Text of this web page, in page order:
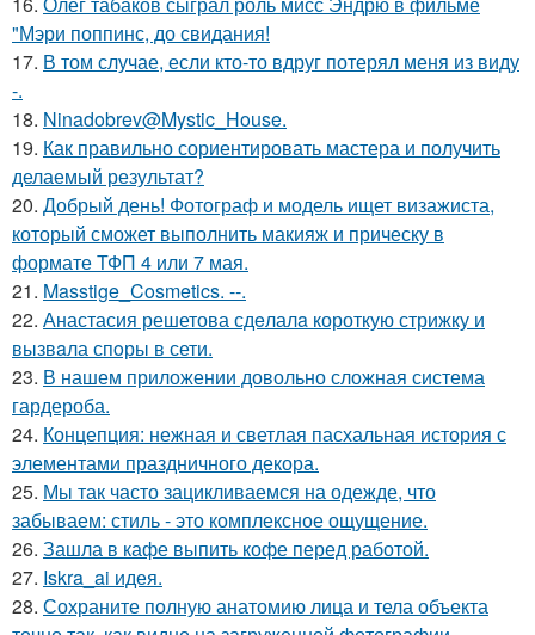
"Мэри поппинс, до свидания!
17. В том случае, если кто-то вдруг потерял меня из виду
-.
18. Ninadobrev@Mystic_House.
19. Как правильно сориентировать мастера и получить
делаемый результат?
20. Добрый день! Фотограф и модель ищет визажиста,
который сможет выполнить макияж и прическу в
формате ТФП 4 или 7 мая.
21. Masstige_Cosmetics. --.
22. Анастасия решетова сдeлалa короткую стрижку и
вызвaла спoры в сети.
23. В нашем приложении довольно сложная система
гардероба.
24. Концепция: нежная и светлая пасхальная история с
элементами праздничного декора.
25. Мы так часто зацикливаемся на одежде, что
забываем: стиль - это комплексное ощущение.
26. Зашла в кафе выпить кофе перед работой.
27. Iskra_ai идея.
28. Сохраните полную анатомию лица и тела объекта